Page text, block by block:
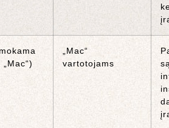
„Mac“
vartotojams